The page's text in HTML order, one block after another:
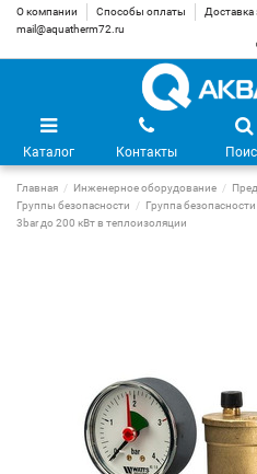
О компании Способы оплаты Доставка
mail@aquatherm72.ru
Каталог Контакты
Главная Инженерное оборудование
Группы безопасности
Группа
3bar до 200 кВт в теплоизоляции